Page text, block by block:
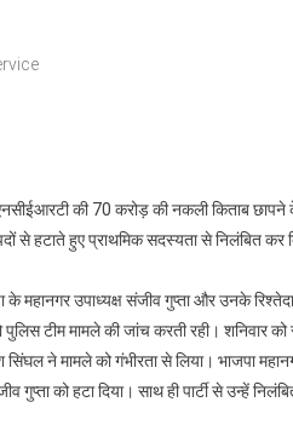
की 70 करोड़ की नकली किताब छापने के
से हटाते हुए प्राथमिक सदस्यता से निलंबित कर
के महानगर उपाध्यक्ष संजीव गुप्ता और उनके
टीम मामले की जांच करती रही। शनिवार
ने मामले को गंभीरता से लिया। भाजपा
को हटा दिया। साथ ही पार्टी से उन्हें